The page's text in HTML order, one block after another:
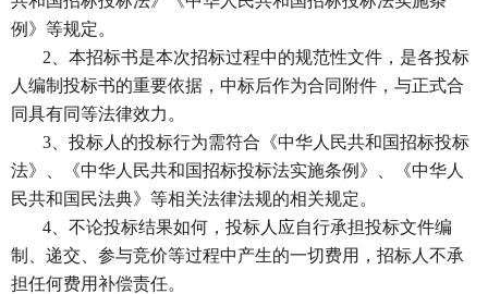
例》等规定。
2、本招标书是本次招标过程中的规范性文件，是各投标
人编制投标书的重要依据，中标后作为合同附件，与正式合
同具有同等法律效力。
3、投标人的投标行为需符合《中华人民共和国招标投标
法》、《中华人民共和国招标投标法实施条例》、《中华人
民共和国民法典》等相关法律法规的相关规定。
4、不论投标结果如何，投标人应自行承担投标文件编
制、递交、参与竞价等过程中产生的一切费用，招标人不承
担任何费用补偿责任。